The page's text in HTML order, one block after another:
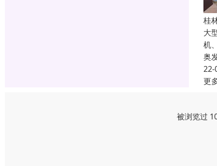
桂
大
机
奥
22-
更
被浏览过